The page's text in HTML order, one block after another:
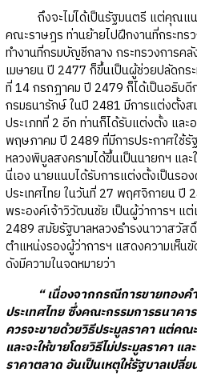
ถึงจะไม่ได้เป็นรัฐมนตรี แต่คุณแน
คณะราษฎร ท่านย้ายไปฝึกงานที่กระทร
ทำงานที่กรมบัญชีกลาง กระทรวงการค
เมษายน ปี 2477 ก็ขึ้นเป็นผู้ช่วยปลัดกร
ที่ 14 กรกฎาคม ปี 2479 ก็ได้เป็นอธิบดี
กรมธนารักษ์ ในปี 2481 มีการแต่งตั้ง
ประเภทที่ 2 อีก ท่านก็ได้รับแต่งตั้ง แล
พฤษภาคม ปี 2489 ที่มีการประกาศใช้
หลวงพิบูลสงครามได้ขึ้นเป็นนายกฯ แล
นี่เอง นายแนบได้รับการแต่งตั้งเป็นรอ
ประเทศไทย ในวันที่ 27 พฤศจิกายน ปี
พระองค์เจ้าวิวัฒนชัย เป็นผู้ว่าการฯ แ
2489 สมัยรัฐบาลหลวงธำรงนาวาสวัส
ตำแหน่งรองผู้ว่าการฯ แสดงความเห็น
ดังมีความในจดหมายว่า
“ เนื่องจากกรณีการขายทองค
ประเทศไทย ซึ่งคณะกรรมการธนาคา
ควรจะขายด้วยวิธีประมูลราคา แต่คณ
และจะให้ขายโดยวิธีไม่ประมูลราคา แ
ราคาตลาด อันเป็นเหตุให้รัฐบาลเปลี่